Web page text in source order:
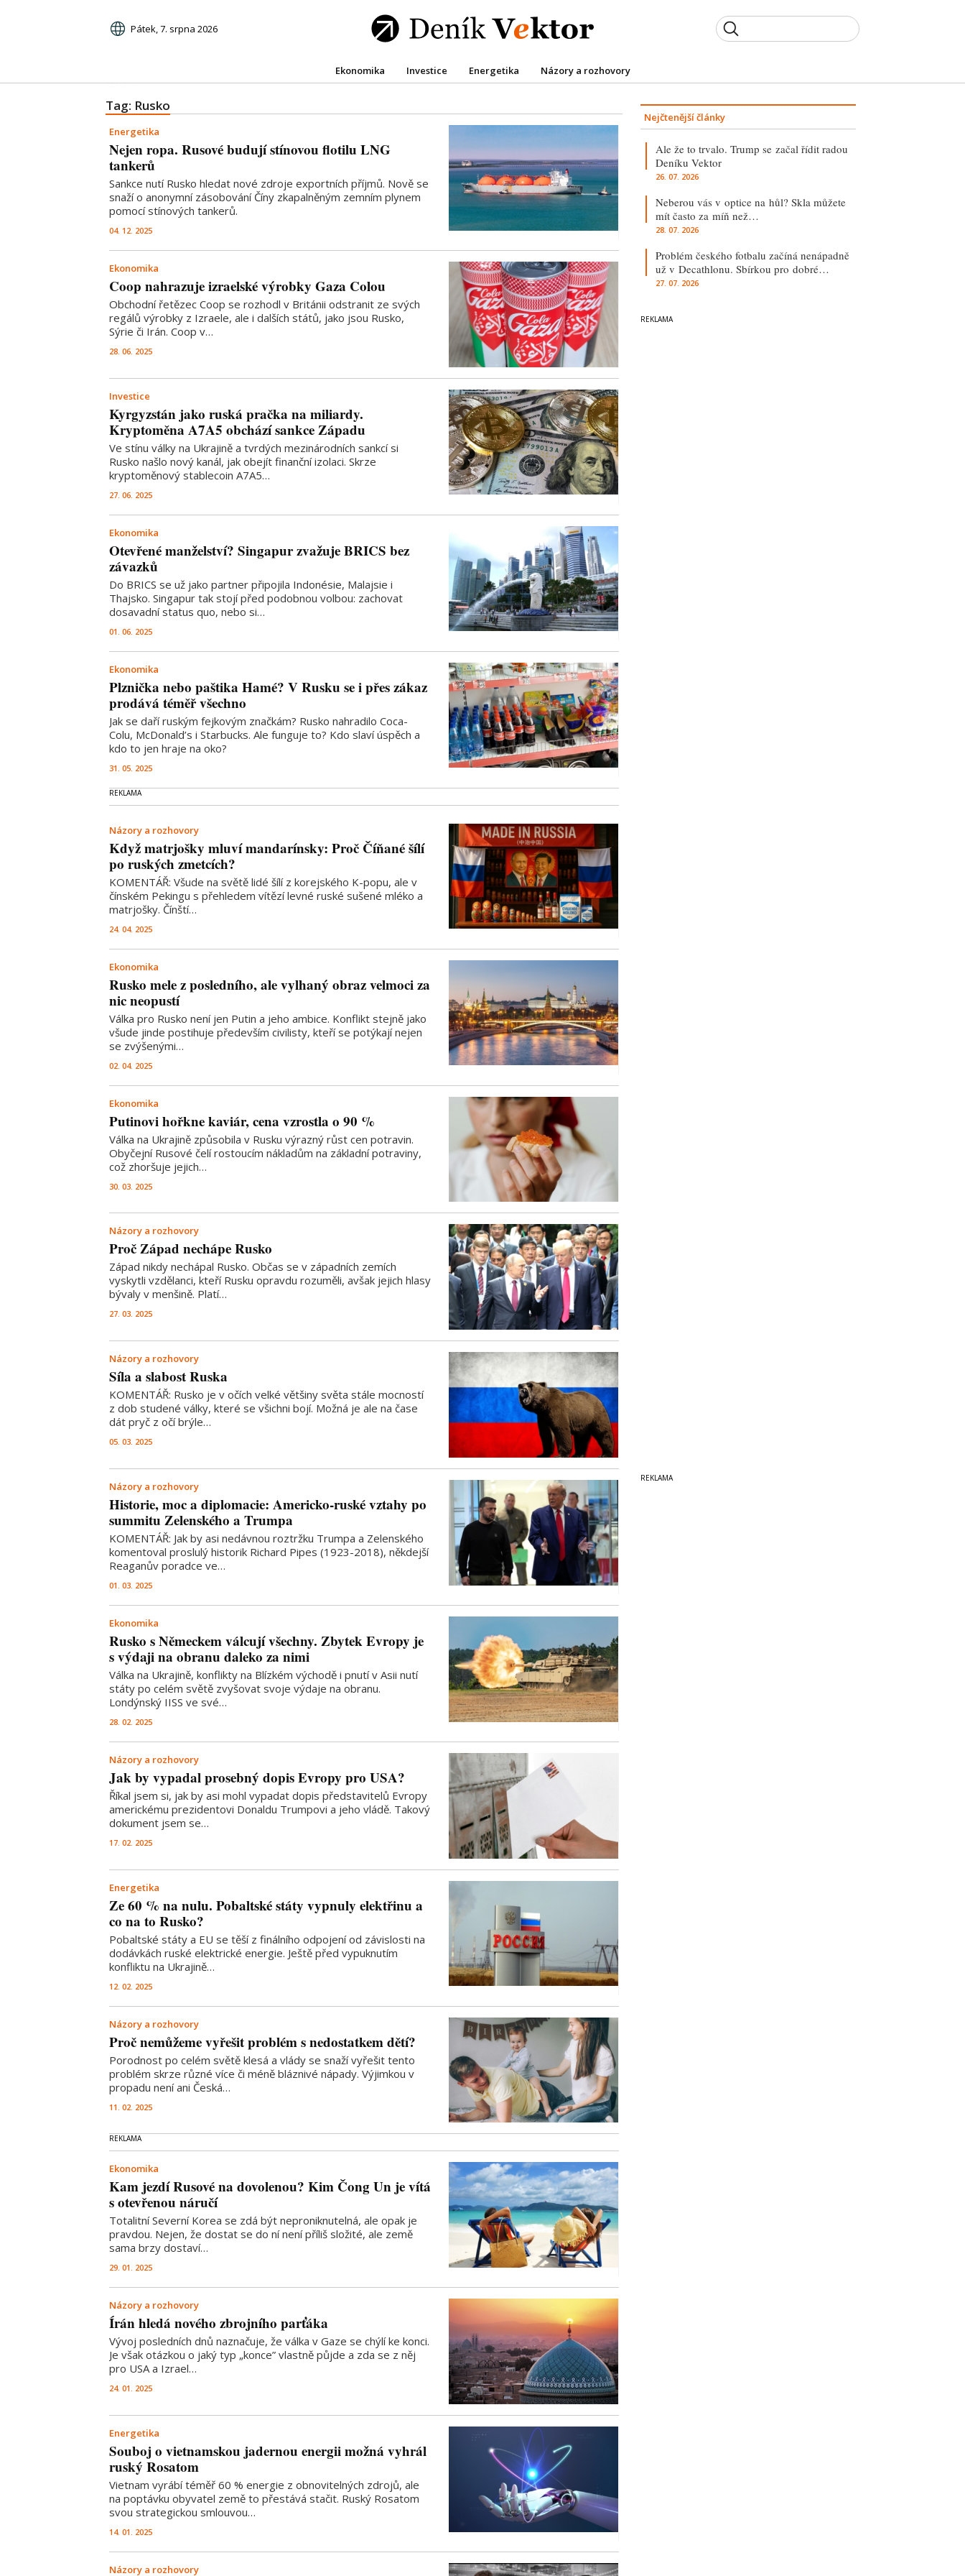
Pátek, 7. srpna 2026
Ekonomika Investice Energetika Názory a rozhovory
Tag: Rusko
Energetika
Nejen ropa. Rusové budují stínovou flotilu LNG
tankerů
Sankce nutí Rusko hledat nové zdroje exportních příjmů. Nově se
snaží o anonymní zásobování Číny zkapalněným zemním plynem
pomocí stínových tankerů.
04. 12. 2025
Ekonomika
Coop nahrazuje izraelské výrobky Gaza Colou
Obchodní řetězec Coop se rozhodl v Británii odstranit ze svých
regálů výrobky z Izraele, ale i dalších států, jako jsou Rusko,
Sýrie či Irán. Coop v…
28. 06. 2025
Investice
Kyrgyzstán jako ruská pračka na miliardy.
Kryptoměna A7A5 obchází sankce Západu
Ve stínu války na Ukrajině a tvrdých mezinárodních sankcí si
Rusko našlo nový kanál, jak obejít finanční izolaci. Skrze
kryptoměnový stablecoin A7A5…
27. 06. 2025
Ekonomika
Otevřené manželství? Singapur zvažuje BRICS bez
závazků
Do BRICS se už jako partner připojila Indonésie, Malajsie i
Thajsko. Singapur tak stojí před podobnou volbou: zachovat
dosavadní status quo, nebo si…
01. 06. 2025
Ekonomika
Plznička nebo paštika Hamé? V Rusku se i přes zákaz
prodává téměř všechno
Jak se daří ruským fejkovým značkám? Rusko nahradilo Coca-
Colu, McDonald’s i Starbucks. Ale funguje to? Kdo slaví úspěch a
kdo to jen hraje na oko?
31. 05. 2025
Názory a rozhovory
Když matrjošky mluví mandarínsky: Proč Číňané šílí
po ruských zmetcích?
KOMENTÁŘ: Všude na světě lidé šílí z korejského K-popu, ale v
čínském Pekingu s přehledem vítězí levné ruské sušené mléko a
matrjošky. Čínští…
24. 04. 2025
Ekonomika
Rusko mele z posledního, ale vylhaný obraz velmoci za
nic neopustí
Válka pro Rusko není jen Putin a jeho ambice. Konflikt stejně jako
všude jinde postihuje především civilisty, kteří se potýkají nejen
se zvýšenými…
02. 04. 2025
Ekonomika
Putinovi hořkne kaviár, cena vzrostla o 90 %
Válka na Ukrajině způsobila v Rusku výrazný růst cen potravin.
Obyčejní Rusové čelí rostoucím nákladům na základní potraviny,
což zhoršuje jejich…
30. 03. 2025
Názory a rozhovory
Proč Západ nechápe Rusko
Západ nikdy nechápal Rusko. Občas se v západních zemích
vyskytli vzdělanci, kteří Rusku opravdu rozuměli, avšak jejich hlasy
bývaly v menšině. Platí…
27. 03. 2025
Názory a rozhovory
Síla a slabost Ruska
KOMENTÁŘ: Rusko je v očích velké většiny světa stále mocností
z dob studené války, které se všichni bojí. Možná je ale na čase
dát pryč z očí brýle…
05. 03. 2025
Nejčtenější články
Ale že to trvalo. Trump se začal řídit radou
Deníku Vektor
26. 07. 2026
Neberou vás v optice na hůl? Skla můžete
mít často za míň než…
28. 07. 2026
Problém českého fotbalu začíná nenápadně
už v Decathlonu. Sbírkou pro dobré…
27. 07. 2026
Názory a rozhovory
Historie, moc a diplomacie: Americko-ruské vztahy po
summitu Zelenského a Trumpa
KOMENTÁŘ: Jak by asi nedávnou roztržku Trumpa a Zelenského
komentoval proslulý historik Richard Pipes (1923-2018), někdejší
Reaganův poradce ve…
01. 03. 2025
Ekonomika
Rusko s Německem válcují všechny. Zbytek Evropy je
s výdaji na obranu daleko za nimi
Válka na Ukrajině, konflikty na Blízkém východě i pnutí v Asii nutí
státy po celém světě zvyšovat svoje výdaje na obranu.
Londýnský IISS ve své…
28. 02. 2025
Názory a rozhovory
Jak by vypadal prosebný dopis Evropy pro USA?
Říkal jsem si, jak by asi mohl vypadat dopis představitelů Evropy
americkému prezidentovi Donaldu Trumpovi a jeho vládě. Takový
dokument jsem se…
17. 02. 2025
Energetika
Ze 60 % na nulu. Pobaltské státy vypnuly elektřinu a
co na to Rusko?
Pobaltské státy a EU se těší z finálního odpojení od závislosti na
dodávkách ruské elektrické energie. Ještě před vypuknutím
konfliktu na Ukrajině…
12. 02. 2025
Názory a rozhovory
Proč nemůžeme vyřešit problém s nedostatkem dětí?
Porodnost po celém světě klesá a vlády se snaží vyřešit tento
problém skrze různé více či méně bláznivé nápady. Výjimkou v
propadu není ani Česká…
11. 02. 2025
Ekonomika
Kam jezdí Rusové na dovolenou? Kim Čong Un je vítá
s otevřenou náručí
Totalitní Severní Korea se zdá být neproniknutelná, ale opak je
pravdou. Nejen, že dostat se do ní není příliš složité, ale země
sama brzy dostaví…
29. 01. 2025
Názory a rozhovory
Írán hledá nového zbrojního parťáka
Vývoj posledních dnů naznačuje, že válka v Gaze se chýlí ke konci.
Je však otázkou o jaký typ „konce” vlastně půjde a zda se z něj
pro USA a Izrael…
24. 01. 2025
Energetika
Souboj o vietnamskou jadernou energii možná vyhrál
ruský Rosatom
Vietnam vyrábí téměř 60 % energie z obnovitelných zdrojů, ale
na poptávku obyvatel země to přestává stačit. Ruský Rosatom
svou strategickou smlouvou…
14. 01. 2025
Názory a rozhovory